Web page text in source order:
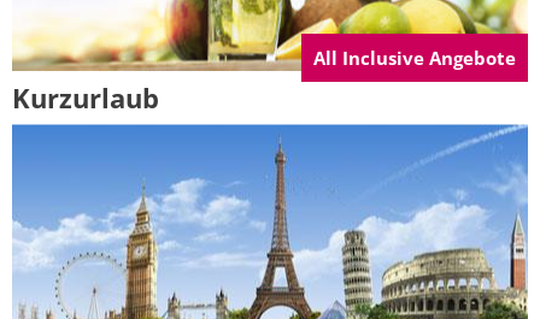
All Inclusive Angebote
Kurzurlaub